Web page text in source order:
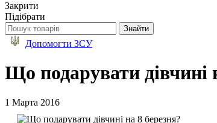
Закрити
Підібрати
Допомогти ЗСУ
Що подарувати дівчині
1 Марта 2016